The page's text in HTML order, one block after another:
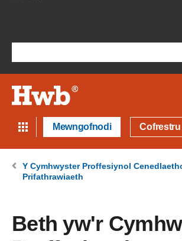
Mewngofnodi Cofrestru
Y Cymhwyster Proffesiynol
Prifathrawiaeth
Beth yw'r